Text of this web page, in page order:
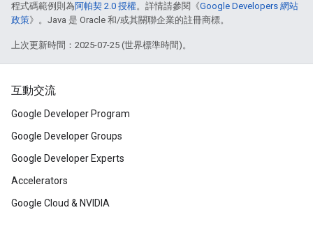
程式碼範例則為阿帕契 2.0 授權。詳情請參閱《Google Developers 網站
政策》。Java 是 Oracle 和/或其關聯企業的註冊商標。
上次更新時間：2025-07-25 (世界標準時間)。
互動交流
Google Developer Program
Google Developer Groups
Google Developer Experts
Accelerators
Google Cloud & NVIDIA